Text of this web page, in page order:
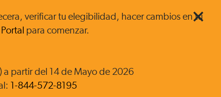
verificar tu elegibilidad, hacer cambios en tu
para comenzar.
a partir del 14 de Mayo de 2026
1-844-572-8195